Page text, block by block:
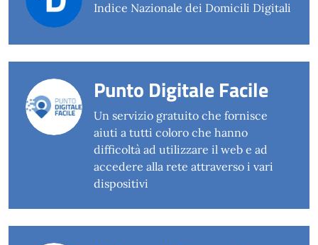
Indice Nazionale dei Domicili Digitali
Punto Digitale Facile
Un servizio gratuito che fornisce
aiuti a tutti coloro che hanno
difficoltà ad utilizzare il web e ad
accedere alla rete attraverso i vari
dispositivi